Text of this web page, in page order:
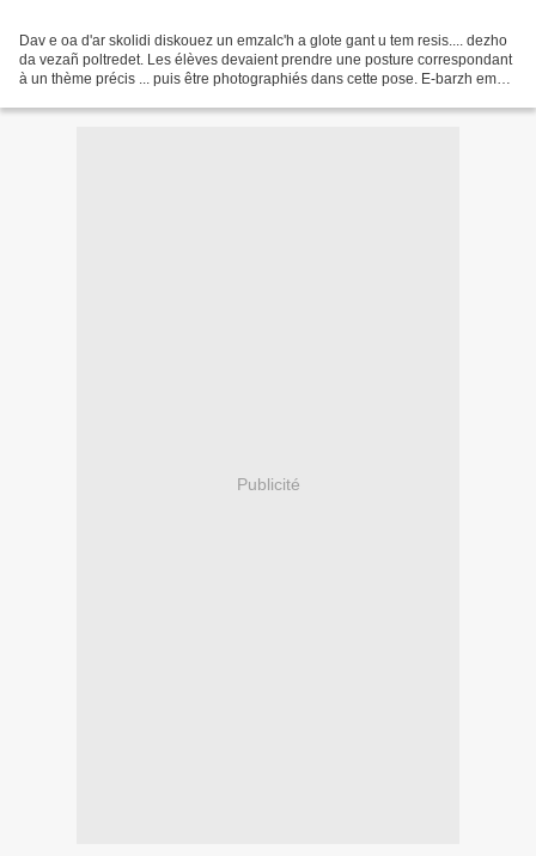
Dav e oa d'ar skolidi diskouez un emzalc'h a glote gant u tem resis.... dezho
da vezañ poltredet. Les élèves devaient prendre une posture correspondant
à un thème précis ... puis être photographiés dans cette pose. E-barzh emañ
Publicité